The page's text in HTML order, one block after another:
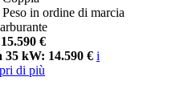
Peso in ordine di marcia
€
35 kW: 14.590 € i
di più